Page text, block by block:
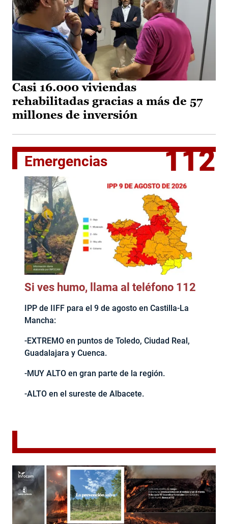
Casi 16.000 viviendas
rehabilitadas gracias a más de 57
millones de inversión
Emergencias 112
Si ves humo, llama al teléfono 112
IPP de IIFF para el 9 de agosto en Castilla-La
Mancha:
-EXTREMO en puntos de Toledo, Ciudad Real,
Guadalajara y Cuenca.
-MUY ALTO en gran parte de la región.
-ALTO en el sureste de Albacete.